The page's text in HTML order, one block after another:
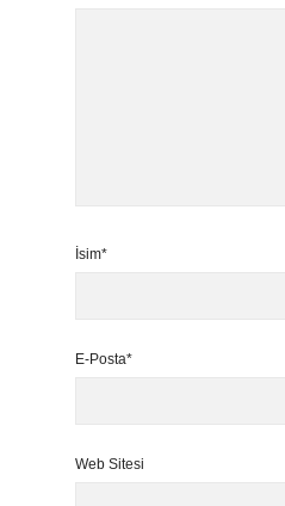
İsim*
E-Posta*
Web Sitesi